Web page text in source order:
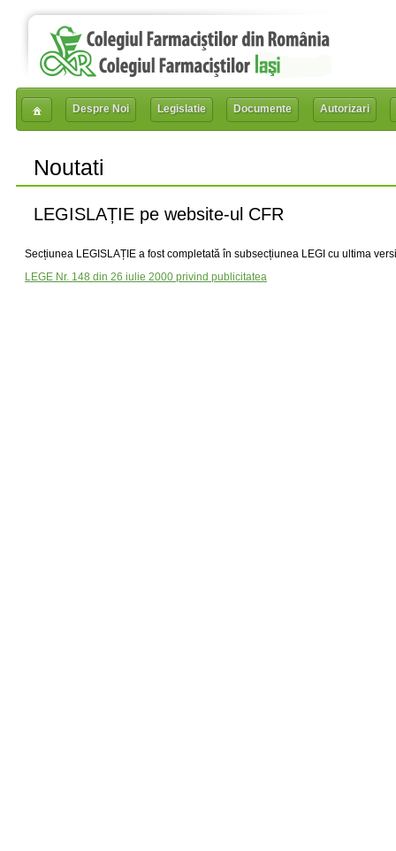
Despre Noi Legislatie Documente Autorizari
Noutati
LEGISLAȚIE pe website-ul CFR
Secțiunea LEGISLAȚIE a fost completată în subsecțiunea LEGI cu ultima
LEGE Nr. 148 din 26 iulie 2000 privind publicitatea